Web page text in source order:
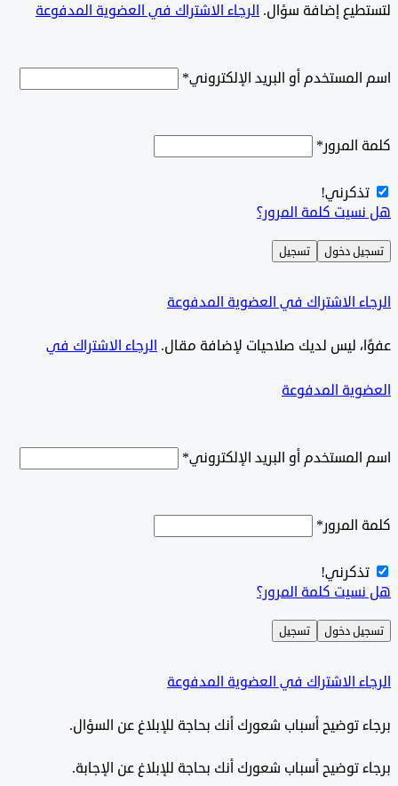
إضافة سؤال.الرجاء الاشتراك في العضوية المدفوعة
أو البريد الإلكتروني*
*
كلمة المرور؟
دخول تسجيل
الاشتراك في العضوية المدفوعة
ليس لديك صلاحيات لإضافة مقال.الرجاء الاشتراك في
المدفوعة
أو البريد الإلكتروني*
*
كلمة المرور؟
دخول تسجيل
الاشتراك في العضوية المدفوعة
توضيح أسباب شعورك أنك بحاجة للإبلاغ عن السؤال.
توضيح أسباب شعورك أنك بحاجة للإبلاغ عن الإجابة.